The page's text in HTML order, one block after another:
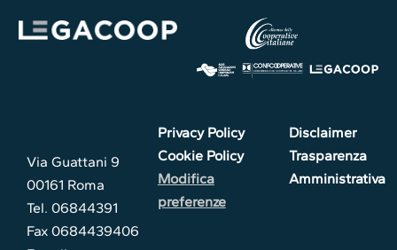
Via Guattani 9
00161 Roma
Tel. 06844391
Fax 0684439406
Privacy Policy
Cookie Policy
Modifica
preferenze
Disclaimer
Trasparenza
Amministrativa